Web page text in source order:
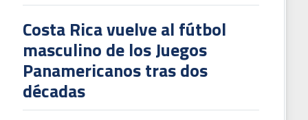
Costa Rica vuelve al fútbol
masculino de los Juegos
Panamericanos tras dos
décadas